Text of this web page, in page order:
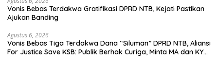
Vonis Bebas Terdakwa Gratifikasi DPRD NTB, Kejati Pastikan
Ajukan Banding
Agustus 6, 2026
Vonis Bebas Tiga Terdakwa Dana “Siluman” DPRD NTB, Aliansi
For Justice Save KSB: Publik Berhak Curiga, Minta MA dan KY